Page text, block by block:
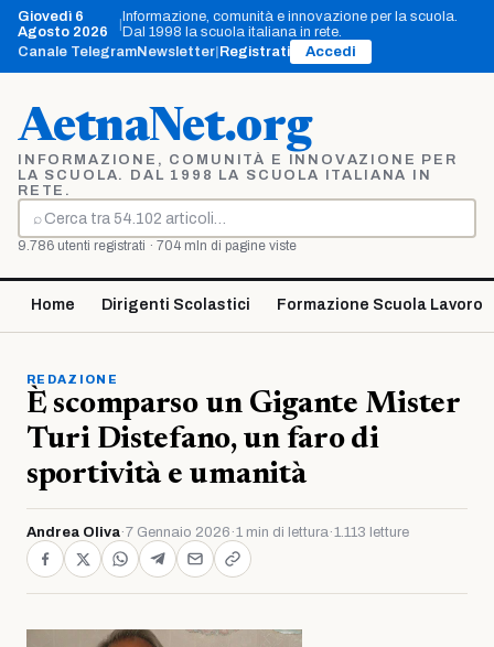
Vai
contenuto
Giovedì 6
Agosto 2026
Informazione, comunità e innovazione per la scuola.
Dal 1998 la scuola italiana in rete.
Canale TelegramNewsletter Registrati Accedi
AetnaNet.org
INFORMAZIONE, COMUNITÀ E INNOVAZIONE PER
LA SCUOLA. DAL 1998 LA SCUOLA ITALIANA IN
RETE.
⌕
Cerca
9.786 utenti registrati · 704 mln di pagine viste
Home Dirigenti Scolastici Formazione Scuola Lavoro
REDAZIONE
È scomparso un Gigante Mister
Turi Distefano, un faro di
sportività e umanità
Andrea Oliva·7 Gennaio 2026 ·1 min di lettura·1.113 letture